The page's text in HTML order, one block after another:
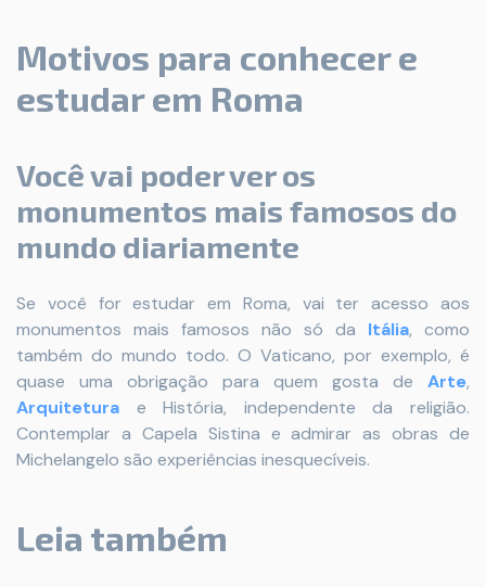
Motivos para conhecer e
estudar em Roma
Você vai poder ver os
monumentos mais famosos do
mundo diariamente
Se você for estudar em Roma, vai ter acesso aos
monumentos mais famosos não só da Itália, como
também do mundo todo. O Vaticano, por exemplo, é
quase uma obrigação para quem gosta de Arte,
Arquitetura e História, independente da religião.
Contemplar a Capela Sistina e admirar as obras de
Michelangelo são experiências inesquecíveis.
Leia também